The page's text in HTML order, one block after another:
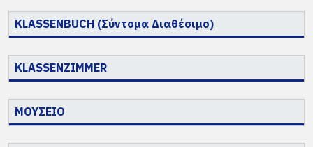
KLASSENBUCH (Σύντομα Διαθέσιμο)
KLASSENZIMMER
ΜΟΥΣΕΙΟ